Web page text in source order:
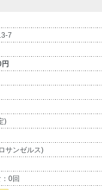
7
)
サンゼルス)
0回